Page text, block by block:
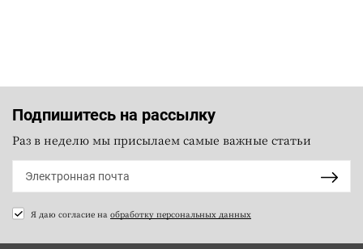
Подпишитесь на рассылку
Раз в неделю мы присылаем самые важные статьи
Я даю согласие на обработку персональных данных